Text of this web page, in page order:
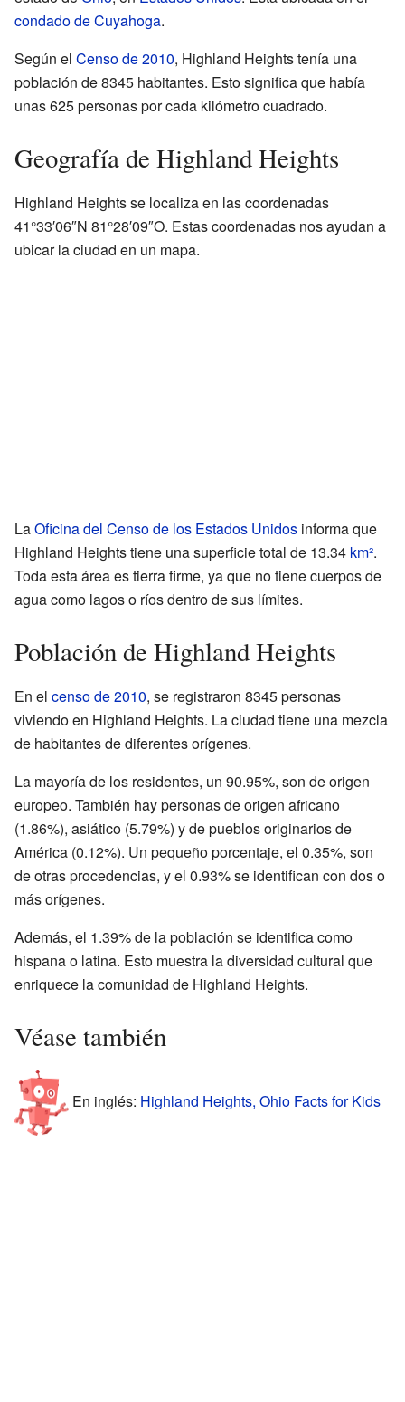
condado de Cuyahoga.
Según el Censo de 2010, Highland Heights tenía una
población de 8345 habitantes. Esto significa que había
unas 625 personas por cada kilómetro cuadrado.
Geografía de Highland Heights
Highland Heights se localiza en las coordenadas
41°33′06″N 81°28′09″O. Estas coordenadas nos ayudan a
ubicar la ciudad en un mapa.
LaOficina del Censo de los Estados Unidos informa que
Highland Heights tiene una superficie total de 13.34 km².
Toda esta área es tierra firme, ya que no tiene cuerpos de
agua como lagos o ríos dentro de sus límites.
Población de Highland Heights
En el censo de 2010, se registraron 8345 personas
viviendo en Highland Heights. La ciudad tiene una mezcla
de habitantes de diferentes orígenes.
La mayoría de los residentes, un 90.95%, son de origen
europeo. También hay personas de origen africano
(1.86%), asiático (5.79%) y de pueblos originarios de
América (0.12%). Un pequeño porcentaje, el 0.35%, son
de otras procedencias, y el 0.93% se identifican con dos o
más orígenes.
Además, el 1.39% de la población se identifica como
hispana o latina. Esto muestra la diversidad cultural que
enriquece la comunidad de Highland Heights.
Véase también
En inglés: Highland Heights, Ohio Facts for Kids